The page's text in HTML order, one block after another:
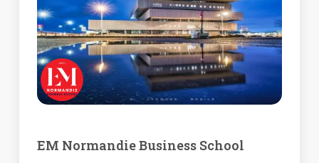
EM Normandie Business School